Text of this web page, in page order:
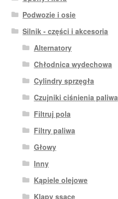
Podwozie i osie
Silnik - części i akcesoria
Alternatory
Chłodnica wydechowa
Cylindry sprzęgła
Czujniki ciśnienia paliwa
Filtruj pola
Filtry paliwa
Głowy
Inny
Kąpiele olejowe
Klapy ssące